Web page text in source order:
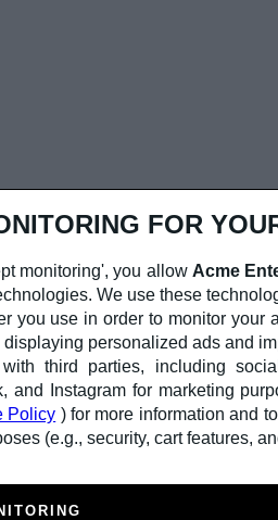
FOR
monitoring', you allow Acme
We use these
you use in order to monitor your
personalized ads and
third parties, including
and Instagram for marketing
Policy ) for more information and
(e.g., security, cart features,